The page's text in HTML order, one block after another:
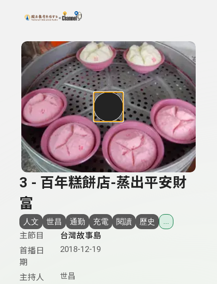
上方功能區塊
搜尋關鍵字：可輸入節目名稱、主持人或關鍵字
3 - 百年糕餅店-蒸出平安財
富
人文 世昌 通勤 充電 閱讀 歷史
主節目
台灣故事島
首播日
期
2018-12-19
主持人 世昌